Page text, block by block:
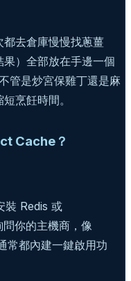
都去倉庫慢慢找蔥薑
）全部放在手邊一個
管是炒宮保雞丁還是麻
烹飪時間。
Cache？
裝 Redis 或
你的主機商，像
常都內建一鍵啟用功